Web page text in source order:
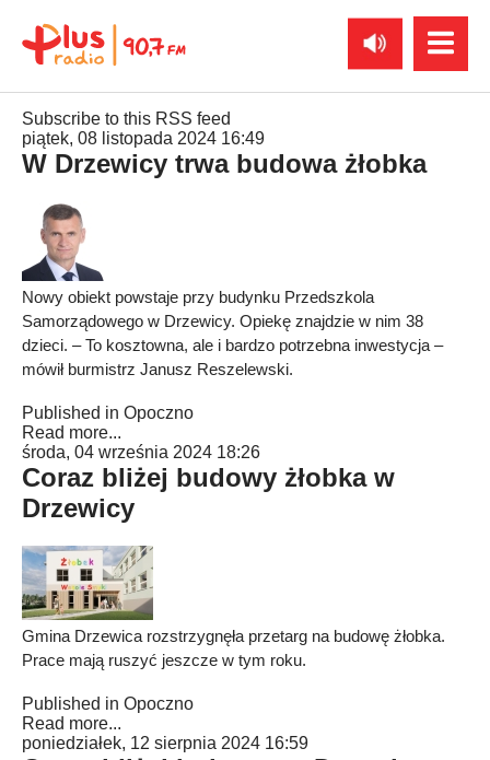
Subscribe to this RSS feed
piątek, 08 listopada 2024 16:49
W Drzewicy trwa budowa żłobka
Nowy obiekt powstaje przy budynku Przedszkola
Samorządowego w Drzewicy. Opiekę znajdzie w nim 38
dzieci. – To kosztowna, ale i bardzo potrzebna inwestycja –
mówił burmistrz Janusz Reszelewski.
Published in Opoczno
Read more...
środa, 04 września 2024 18:26
Coraz bliżej budowy żłobka w
Drzewicy
Gmina Drzewica rozstrzygnęła przetarg na budowę żłobka.
Prace mają ruszyć jeszcze w tym roku.
Published in Opoczno
Read more...
poniedziałek, 12 sierpnia 2024 16:59